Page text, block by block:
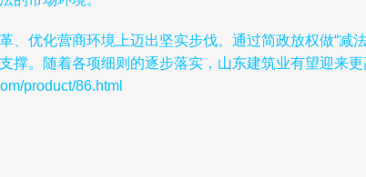
优化营商环境上迈出坚实步伐。通过简政放权做“减
撑。随着各项细则的逐步落实，山东建筑业有望迎来
product/86.html